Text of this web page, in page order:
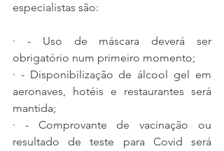
especialistas são:
· - Uso de máscara deverá ser
obrigatório num primeiro momento;
· - Disponibilização de álcool gel em
aeronaves, hotéis e restaurantes será
mantida;
· - Comprovante de vacinação ou
resultado de teste para Covid será